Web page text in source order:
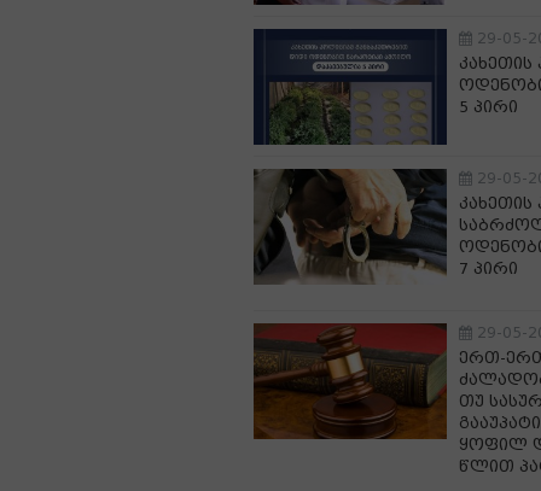
29-05-
5 პირი
29-05-
7 პირი
29-05-
ერთ-
თუ
ყოფილ
წლით